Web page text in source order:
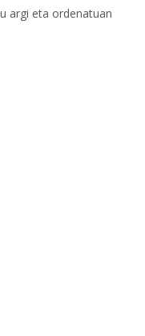
argi eta ordenatuan